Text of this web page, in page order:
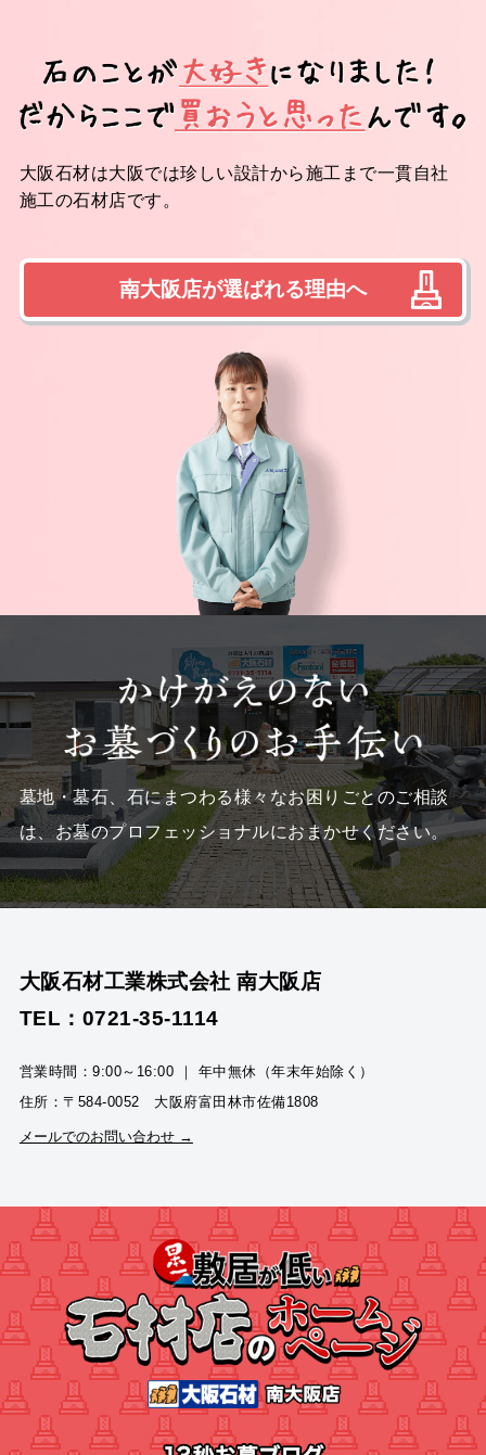
大阪石材は大阪では珍しい設計から施工まで一貫自社
施工の石材店です。
南大阪店が選ばれる理由へ
墓地・墓石、石にまつわる様々なお困りごとのご相談
は、お墓のプロフェッショナルにおまかせください。
大阪石材工業株式会社 南大阪店
TEL：0721-35-1114
営業時間：9:00～16:00 ｜ 年中無休（年末年始除く）
住所：〒584-0052 大阪府富田林市佐備1808
メールでのお問い合わせ →